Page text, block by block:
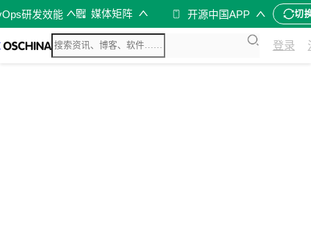
研发效能 媒体矩阵 开源中国APP 切
登录